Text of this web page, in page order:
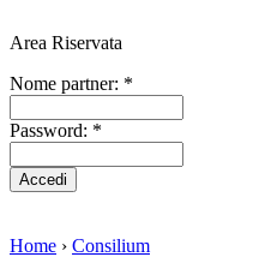
Area Riservata
Nome partner: *
Password: *
Home › Consilium